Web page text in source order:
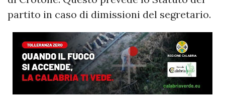
partito in caso di dimissioni del segretario.